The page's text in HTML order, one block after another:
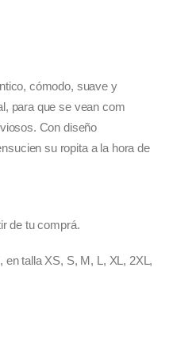
cómodo, suave y
para que se vean com
Con diseño
su ropita a la hora de
de tu comprá.
en talla XS, S, M, L, XL, 2XL,